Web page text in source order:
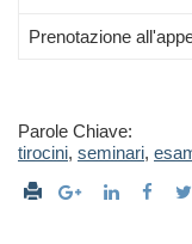
Prenotazione
Parole Chiave:
tirocini, seminari,